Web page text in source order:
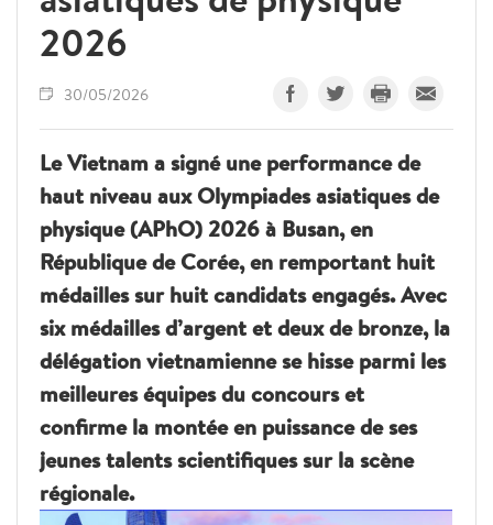
2026
30/05/2026
Le Vietnam a signé une performance de
haut niveau aux Olympiades asiatiques de
physique (APhO) 2026 à Busan, en
République de Corée, en remportant huit
médailles sur huit candidats engagés. Avec
six médailles d’argent et deux de bronze, la
délégation vietnamienne se hisse parmi les
meilleures équipes du concours et
confirme la montée en puissance de ses
jeunes talents scientifiques sur la scène
régionale.